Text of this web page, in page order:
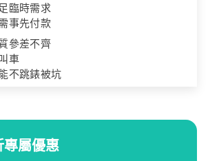
臨時需求
事先付款
參差不齊
車
不跳錶被坑
專屬優惠